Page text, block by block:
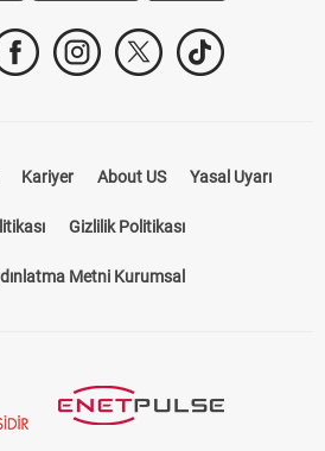
Kariyer About US Yasal Uyarı
Gizlilik Politikası
Metni Kurumsal